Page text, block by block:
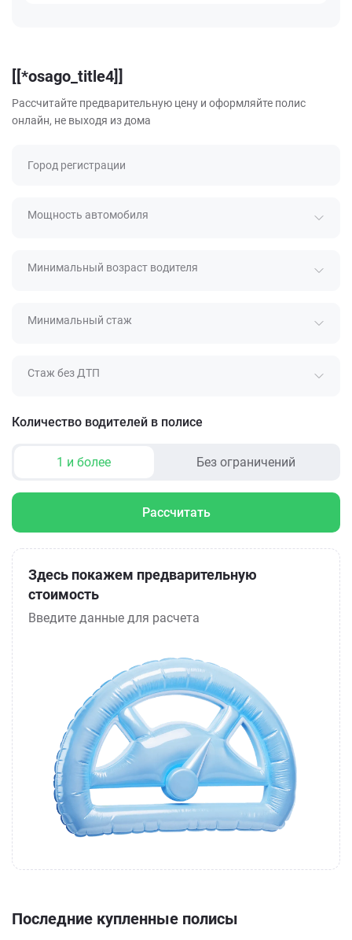
[[*osago_title4]]
Рассчитайте предварительную цену и оформляйте полис
онлайн, не выходя из дома
Город регистрации
Мощность автомобиля
Минимальный возраст водителя
Минимальный стаж
Стаж без ДТП
Количество водителей в полисе
1 и более Без ограничений
Рассчитать
Здесь покажем предварительную
стоимость
Введите данные для расчета
Последние купленные полисы